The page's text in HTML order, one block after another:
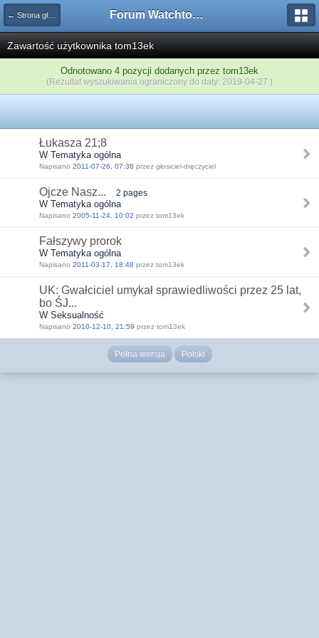
← Strona główna Forum Watchtower
Zawartość użytkownika tom13ek
Odnotowano 4 pozycji dodanych przez tom13ek
(Rezultat wyszukiwania ograniczony do daty: 2019-04-27 )
Łukasza 21;8
W Tematyka ogólna
Napisano 2011-07-26, 07:38 przez głosiciel-dręczyciel
Ojcze Nasz... 2 pages
W Tematyka ogólna
Napisano 2005-11-24, 10:02 przez tom13ek
Fałszywy prorok
W Tematyka ogólna
Napisano 2011-03-17, 18:48 przez tom13ek
UK: Gwałciciel umykał sprawiedliwości przez 25 lat,
bo ŚJ...
W Seksualność
Napisano 2010-12-10, 21:59 przez tom13ek
Pełna wersja Polski